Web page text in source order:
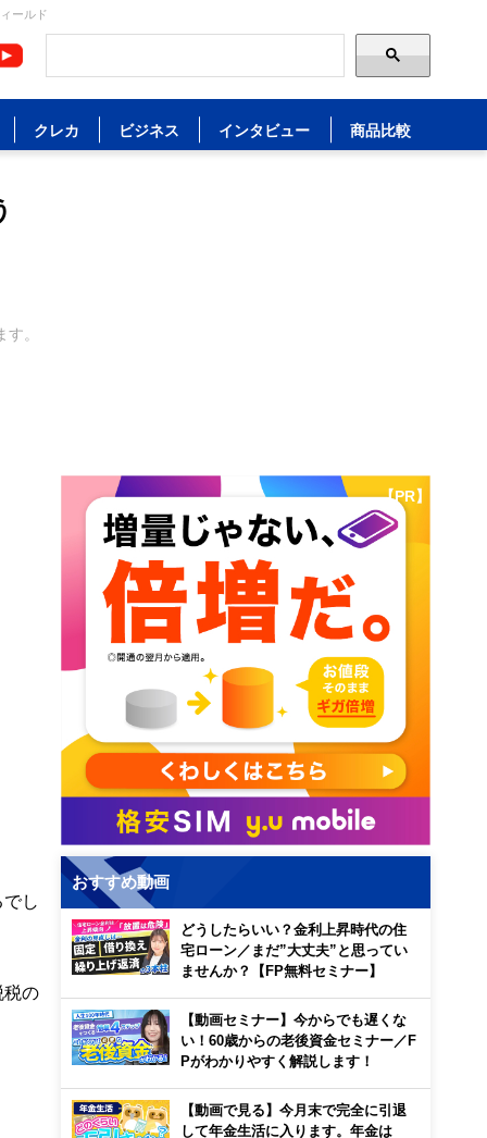
ールド
クレカ ビジネス インタビュー 商品比較
す。
し
税の
【PR】
おすすめ動画
どうしたらいい？金利上昇時代の住
宅ローン／まだ”大丈夫”と思ってい
ませんか？【FP無料セミナー】
【動画セミナー】今からでも遅くな
い！60歳からの老後資金セミナー／F
Pがわかりやすく解説します！
【動画で見る】今月末で完全に引退
して年金生活に入ります。年金は